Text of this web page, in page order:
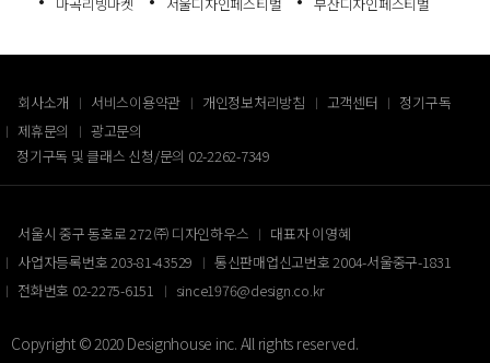
회사소개 서비스이용약관 개인정보처리방침 고객센터
정기구독
제휴문의
광고문의
정기구독 및 클래스 신청/문의 02-2262-7349
서울시 중구 동호로 272 ㈜ 디자인하우스
대표자 이영혜
사업자등록번호 203-81-43529
통신판매업신고번호 2004-서울중구-1831
전화번호 02-2275-6151
since1976@design.co.kr
Copyright © 2020 Designhouse inc. All rights reserved.